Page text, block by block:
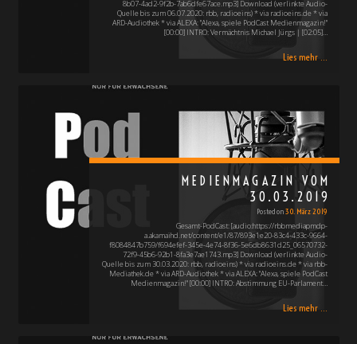
8b07-4ad2-9f2b-7ab6dfe67ace.mp3] Download (verlinkte Audio-
Quelle bis zum 06.07.2020: rbb, radioeins) * via radioeins.de * via
ARD-Audiothek * via ALEXA: "Alexa, spiele PodCast Medienmagazin!"
[00:00] INTRO: Vermächtnis Michael Jürgs | [02:05]…
Lies mehr ...
MEDIENMAGAZIN VOM
30.03.2019
Posted on30. März 2019
Gesamt-PodCast: [audio:https://rbbmediapmdp-
a.akamaihd.net/content/e1/87/893e1e20-83c4-433c-9664-
f8084847b759/f694efef-345e-4e74-8f36-5e6db8631d25_06570732-
72f9-45b6-92b1-8fa3e7ae1743.mp3] Download (verlinkte Audio-
Quelle bis zum 30.03.2020: rbb, radioeins) * via radioeins.de * via rbb-
Mediathek.de * via ARD-Audiothek * via ALEXA: "Alexa, spiele PodCast
Medienmagazin!" [00:00] INTRO: Abstimmung EU-Parlament…
Lies mehr ...